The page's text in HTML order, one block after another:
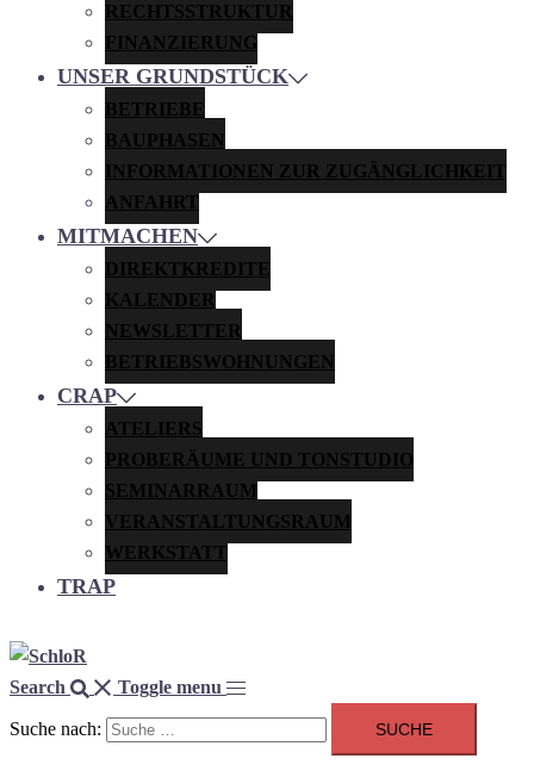
RECHTSSTRUKTUR
FINANZIERUNG
UNSER GRUNDSTÜCK
BETRIEBE
BAUPHASEN
INFORMATIONEN ZUR ZUGÄNGLICHKEIT
ANFAHRT
MITMACHEN
DIREKTKREDITE
KALENDER
NEWSLETTER
BETRIEBSWOHNUNGEN
CRAP
ATELIERS
PROBERÄUME UND TONSTUDIO
SEMINARRAUM
VERANSTALTUNGSRAUM
WERKSTATT
TRAP
Search Toggle menu
Suche nach: